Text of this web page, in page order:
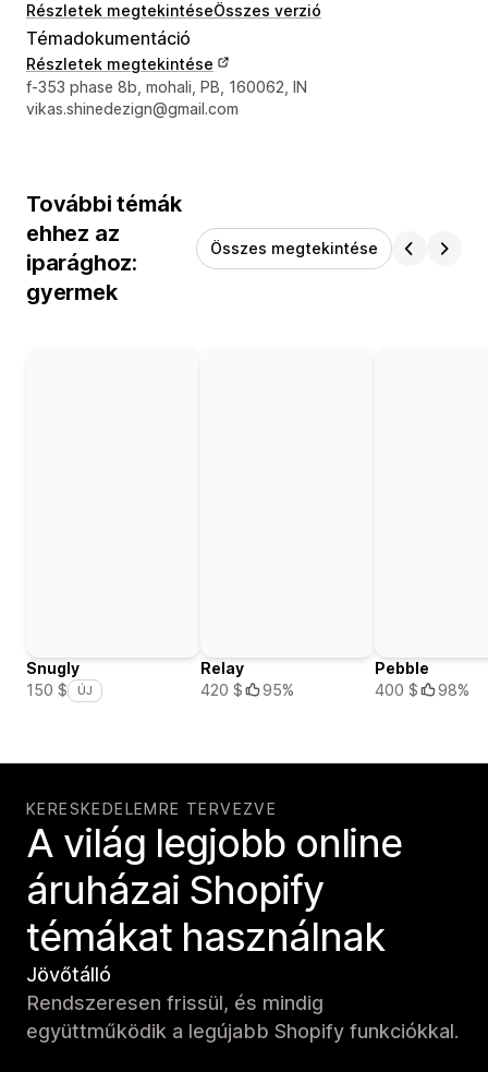
Részletek megtekintéseÖsszes verzió
Témadokumentáció
Részletek megtekintése
Dizájner kapcsolattartási adatai
f-353 phase 8b, mohali, PB, 160062, IN
vikas.shinedezign@gmail.com
További témák
ehhez az
iparághoz:
gyermek
Összes megtekintése
Snugly
150 $
ÚJ
Relay
420 $
95%
Pebble
400 $
98%
KERESKEDELEMRE TERVEZVE
A világ legjobb online
áruházai Shopify
témákat használnak
Jövőtálló
Rendszeresen frissül, és mindig
együttműködik a legújabb Shopify funkciókkal.